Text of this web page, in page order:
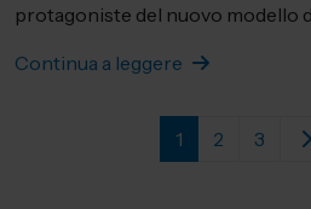
protagoniste del nuovo modello
Continua a leggere
1 2 3